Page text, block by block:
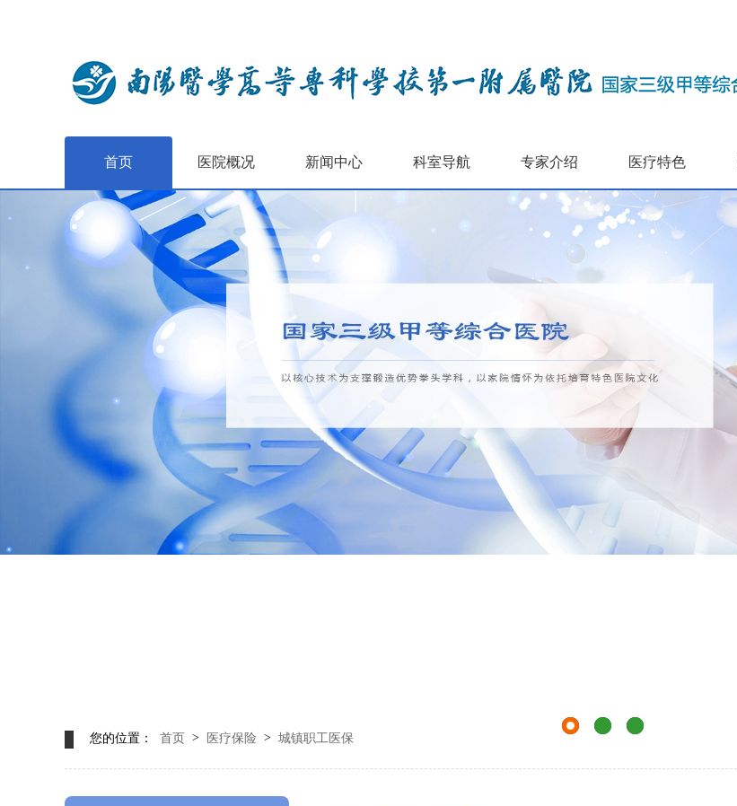
首页 医院概况 新闻中心 科室导航 专家介绍 医疗特色
您的位置： 首页 > 医疗保险 > 城镇职工医保